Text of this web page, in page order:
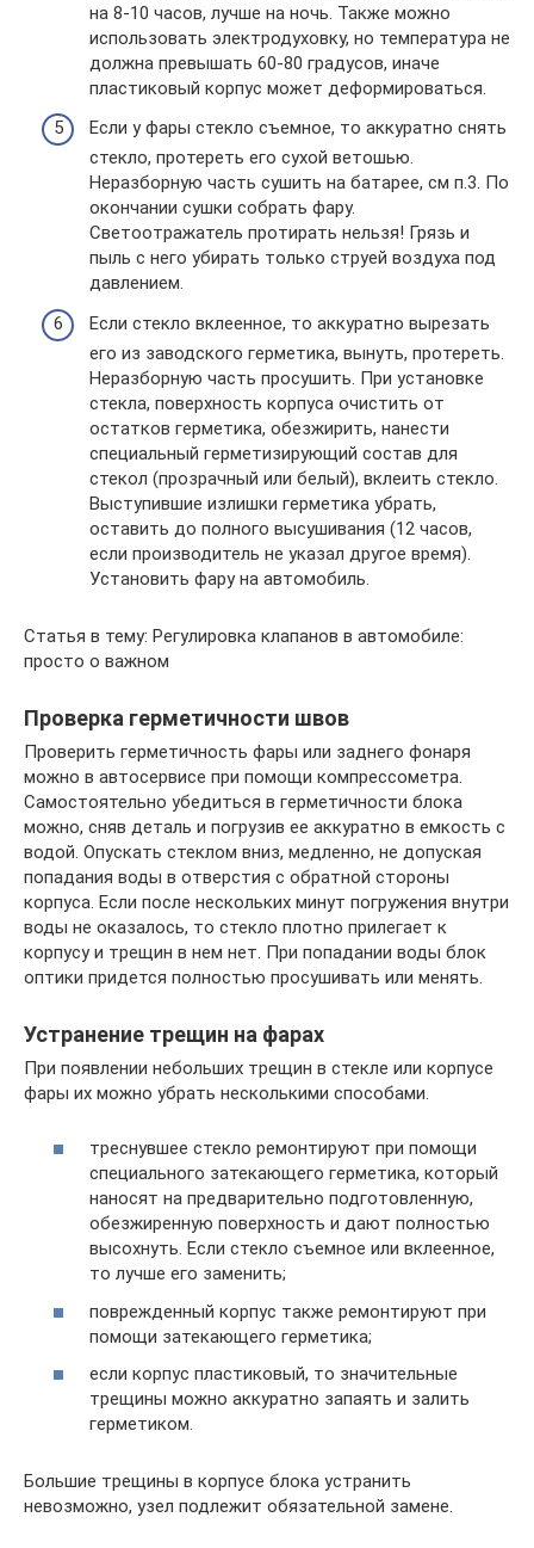
на 8-10 часов, лучше на ночь. Также можно
использовать электродуховку, но температура не
должна превышать 60-80 градусов, иначе
пластиковый корпус может деформироваться.
Если у фары стекло съемное, то аккуратно снять
стекло, протереть его сухой ветошью.
Неразборную часть сушить на батарее, см п.3. По
окончании сушки собрать фару.
Светоотражатель протирать нельзя! Грязь и
пыль с него убирать только струей воздуха под
давлением.
Если стекло вклеенное, то аккуратно вырезать
его из заводского герметика, вынуть, протереть.
Неразборную часть просушить. При установке
стекла, поверхность корпуса очистить от
остатков герметика, обезжирить, нанести
специальный герметизирующий состав для
стекол (прозрачный или белый), вклеить стекло.
Выступившие излишки герметика убрать,
оставить до полного высушивания (12 часов,
если производитель не указал другое время).
Установить фару на автомобиль.
Статья в тему: Регулировка клапанов в автомобиле:
просто о важном
Проверка герметичности швов
Проверить герметичность фары или заднего фонаря
можно в автосервисе при помощи компрессометра.
Самостоятельно убедиться в герметичности блока
можно, сняв деталь и погрузив ее аккуратно в емкость с
водой. Опускать стеклом вниз, медленно, не допуская
попадания воды в отверстия с обратной стороны
корпуса. Если после нескольких минут погружения внутри
воды не оказалось, то стекло плотно прилегает к
корпусу и трещин в нем нет. При попадании воды блок
оптики придется полностью просушивать или менять.
Устранение трещин на фарах
При появлении небольших трещин в стекле или корпусе
фары их можно убрать несколькими способами.
треснувшее стекло ремонтируют при помощи
специального затекающего герметика, который
наносят на предварительно подготовленную,
обезжиренную поверхность и дают полностью
высохнуть. Если стекло съемное или вклеенное,
то лучше его заменить;
поврежденный корпус также ремонтируют при
помощи затекающего герметика;
если корпус пластиковый, то значительные
трещины можно аккуратно запаять и залить
герметиком.
Большие трещины в корпусе блока устранить
невозможно, узел подлежит обязательной замене.